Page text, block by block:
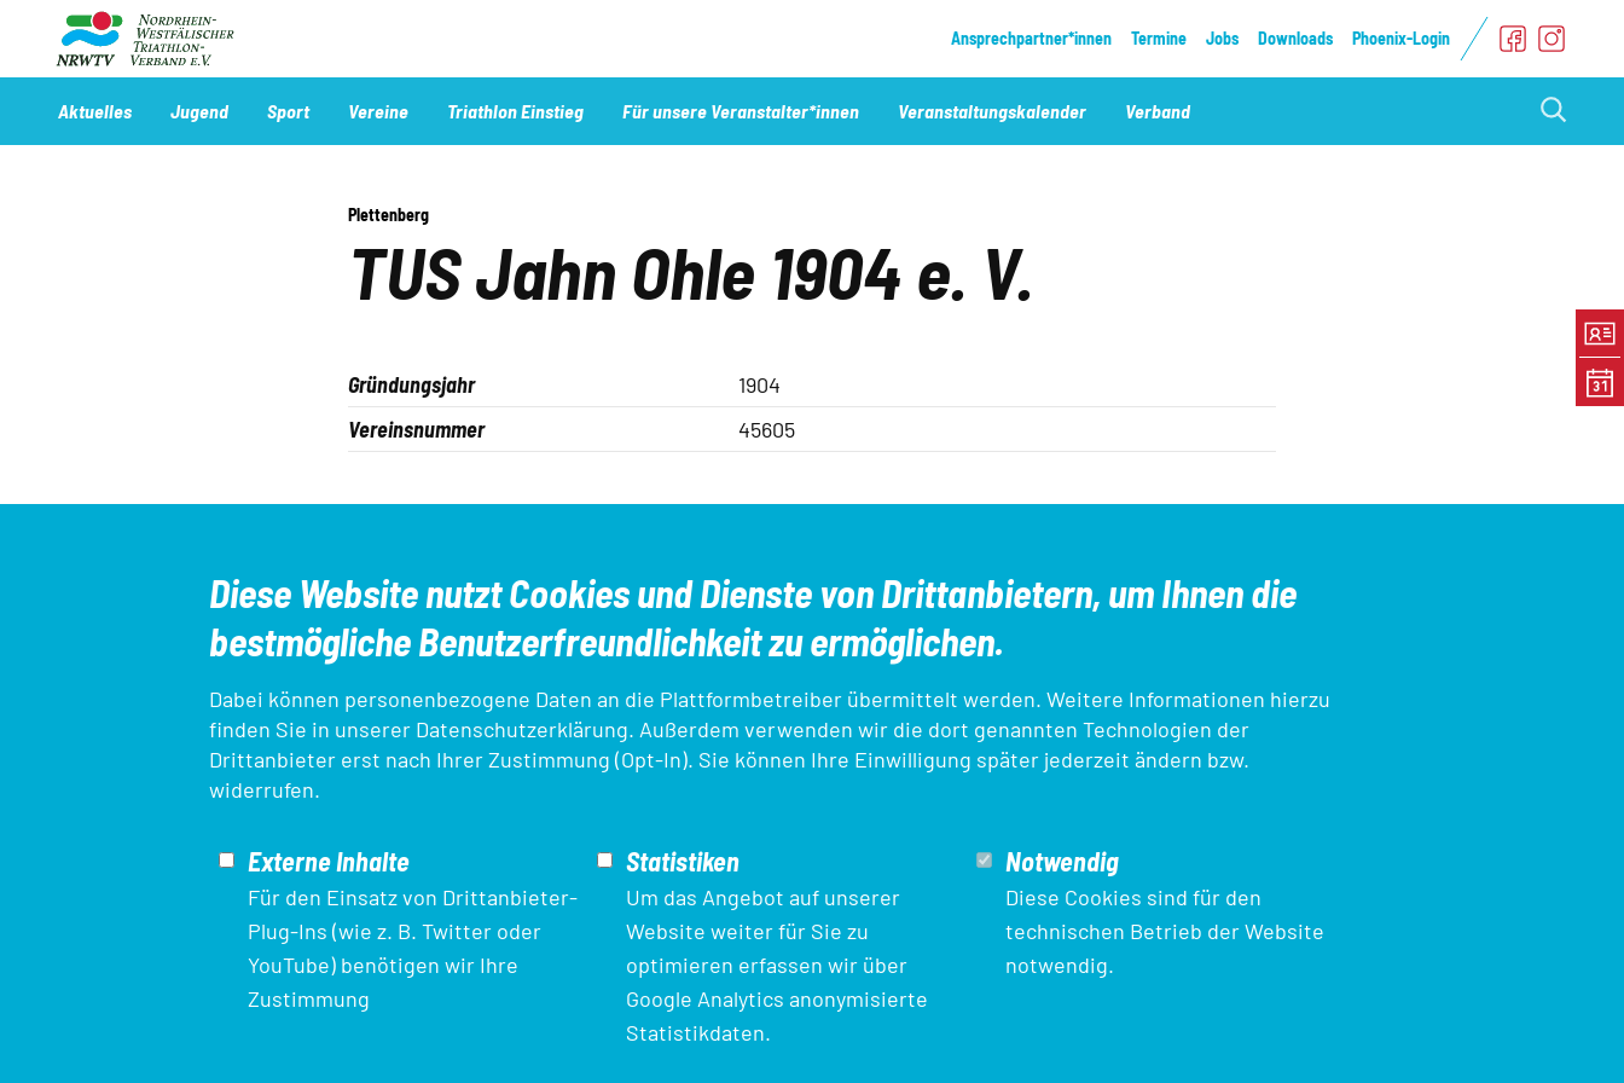
Diese Website nutzt Cookies und Dienste von Drittanbietern, um Ihnen die
bestmögliche Benutzerfreundlichkeit zu ermöglichen.
Dabei können personenbezogene Daten an die Plattformbetreiber übermittelt werden. Weitere Informationen hierzu
finden Sie in unserer Datenschutzerklärung. Außerdem verwenden wir die dort genannten Technologien der
Drittanbieter erst nach Ihrer Zustimmung (Opt-In). Sie können Ihre Einwilligung später jederzeit ändern bzw.
widerrufen.
Externe Inhalte
Für den Einsatz von Drittanbieter-
Plug-Ins (wie z. B. Twitter oder
YouTube) benötigen wir Ihre
Zustimmung
Statistiken
Um das Angebot auf unserer
Website weiter für Sie zu
optimieren erfassen wir über
Google Analytics anonymisierte
Statistikdaten.
Notwendig
Diese Cookies sind für den
technischen Betrieb der Website
notwendig.
Inhalt
Aktuelles Jugend Sport Vereine Triathlon Einstieg Für unsere Veranstalter*innen Veranstaltungskalender Verband
Suche
einblenden
Metanavigation
Ansprechpartner*innen Termine Jobs Downloads Phoenix-Login
Plettenberg
TUS Jahn Ohle 1904 e. V.
Gründungsjahr
1904
Vereinsnummer
45605
Ansprechpartner*innen Aus- und Fortbildungen DTU-Startpass/App Kampfrichter*innen
Login Startpassdatenbank Triathlon Einstieg
Sozialfonds / REACT-EU als Teil der Reaktion der Union auf die COVID-19-Pandemie.